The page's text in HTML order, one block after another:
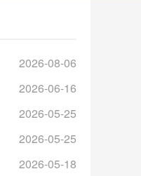
2026-08-06
2026-06-16
2026-05-25
2026-05-25
2026-05-18